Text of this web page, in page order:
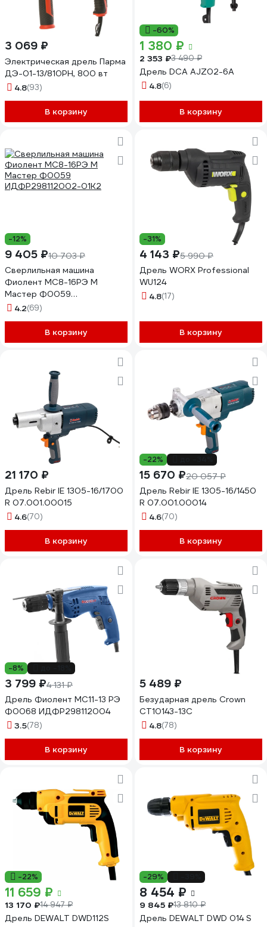
3 069 ₽
Электрическая дрель Парма
ДЭ-01-13/810РН, 800 вт
4.8(93)
В корзину
-60%
1 380 ₽
2 353 ₽3 490 ₽
Дрель DCA AJZ02-6A
4.8(6)
В корзину
-12%
9 405 ₽10 703 ₽
Сверлильная машина
Фиолент МС8-16РЭ М
Мастер Ф0059
ИДФР298112002-01К2
4.2(69)
В корзину
-31%
4 143 ₽5 990 ₽
Дрель WORX Professional
WU124
4.8(17)
В корзину
21 170 ₽
Дрель Rebir IE 1305-16/1700
R 07.001.00015
4.6(70)
В корзину
-22%
15 670 ₽20 057 ₽
Дрель Rebir IE 1305-16/1450
R 07.001.00014
4.6(70)
В корзину
-8%
3 799 ₽4 131 ₽
Дрель Фиолент МС11-13 РЭ
Ф0068 ИДФР298112004
3.5(78)
В корзину
5 489 ₽
Безударная дрель Crown
CT10143-13C
4.8(78)
В корзину
-22%
11 659 ₽
13 170 ₽14 947 ₽
Дрель DEWALT DWD112S
-29%
8 454 ₽
9 845 ₽13 810 ₽
Дрель DEWALT DWD 014 S